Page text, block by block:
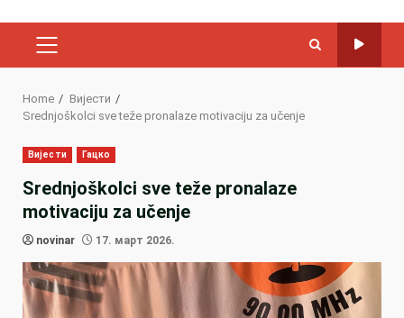
PRIMARY
Home
Вијести
Srednjoškolci sve teže pronalaze motivaciju za učenje
Вијести Гацко
Srednjoškolci sve teže pronalaze
motivaciju za učenje
novinar 17. март 2026.